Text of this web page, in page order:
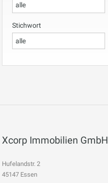
Stichwort
Xcorp Immobilien GmbH
Hufelandstr. 2
45147 Essen